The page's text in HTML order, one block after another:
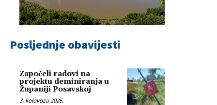
Posljednje obavijesti
Započeli radovi na
projektu deminiranja u
Županiji Posavskoj
3. kolovoza 2026.